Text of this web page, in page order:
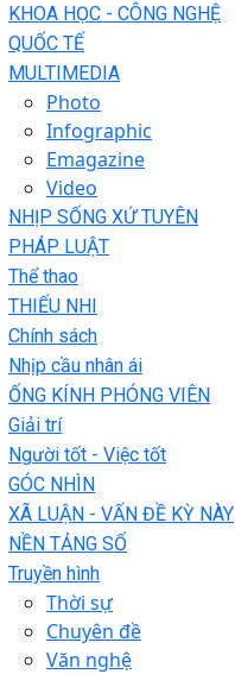
KHOA HỌC - CÔNG NGHỆ
QUỐC TẾ
MULTIMEDIA
Photo
Infographic
Emagazine
Video
NHỊP SỐNG XỨ TUYÊN
PHÁP LUẬT
Thể thao
THIẾU NHI
Chính sách
Nhịp cầu nhân ái
ỐNG KÍNH PHÓNG VIÊN
Giải trí
Người tốt - Việc tốt
GÓC NHÌN
XÃ LUẬN - VẤN ĐỀ KỲ NÀY
NỀN TẢNG SỐ
Truyền hình
Thời sự
Chuyên đề
Văn nghệ